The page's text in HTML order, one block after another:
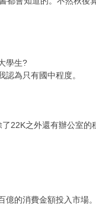
學生?
為只有國中程度。
22K之外還有辦公室
億的消費金額投入市場